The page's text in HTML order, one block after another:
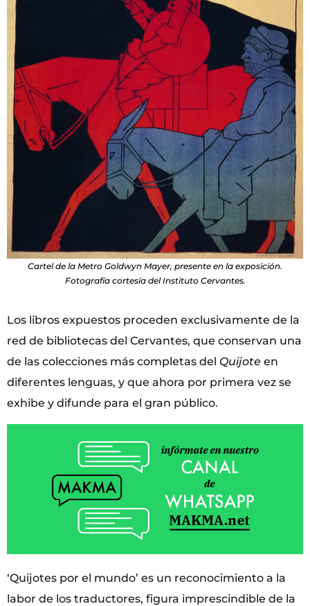
Cartel de la Metro Goldwyn Mayer, presente en la exposición.
Fotografía cortesía del Instituto Cervantes.
Los libros expuestos proceden exclusivamente de la
red de bibliotecas del Cervantes, que conservan una
de las colecciones más completas del Quijote en
diferentes lenguas, y que ahora por primera vez se
exhibe y difunde para el gran público.
‘Quijotes por el mundo’ es un reconocimiento a la
labor de los traductores, figura imprescindible de la